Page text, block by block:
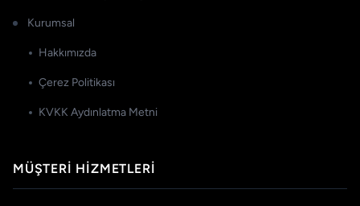
Kurumsal
Hakkımızda
Çerez Politikası
KVKK Aydınlatma Metni
MÜŞTERI HIZMETLERI